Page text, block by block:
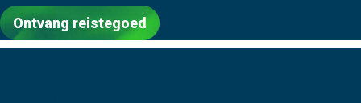
Ontvang reistegoed